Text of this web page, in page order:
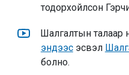
тодорхойлсон
Шалгалтын талаар
эндээсэсвэл
болно.